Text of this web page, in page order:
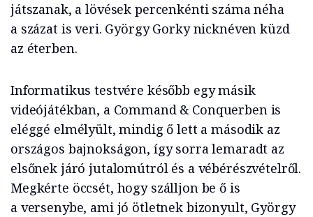
játszanak, a lövések percenkénti száma néha
a százat is veri. György Gorky nicknéven küzd
az éterben.
Informatikus testvére később egy másik
videójátékban, a Command & Conquerben is
eléggé elmélyült, mindig ő lett a második az
országos bajnokságon, így sorra lemaradt az
elsőnek járó jutalomútról és a vébérészvételről.
Megkérte öccsét, hogy szálljon be ő is
a versenybe, ami jó ötletnek bizonyult, György